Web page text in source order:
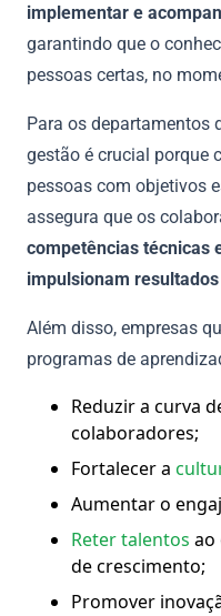
implementar e
garantindo que o
pessoas certas, no
Para os departamentos
gestão é crucial porque
pessoas com objetivos
assegura que os
competências técnicas
impulsionam
Além disso, empresas
programas de
Reduzir a curva
colaboradores;
Fortalecer a
Aumentar o
Reter talentos ao
de crescimento;
Promover